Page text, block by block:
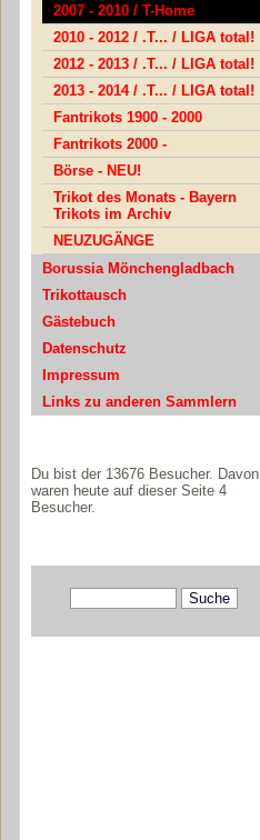
2007 - 2010 / T-Home
2010 - 2012 / .T... / LIGA total!
2012 - 2013 / .T... / LIGA total!
2013 - 2014 / .T... / LIGA total!
Fantrikots 1900 - 2000
Fantrikots 2000 -
Börse - NEU!
Trikot des Monats - Bayern
Trikots im Archiv
NEUZUGÄNGE
Borussia Mönchengladbach
Trikottausch
Gästebuch
Datenschutz
Impressum
Links zu anderen Sammlern
Du bist der 13676 Besucher. Davon
waren heute auf dieser Seite 4
Besucher.